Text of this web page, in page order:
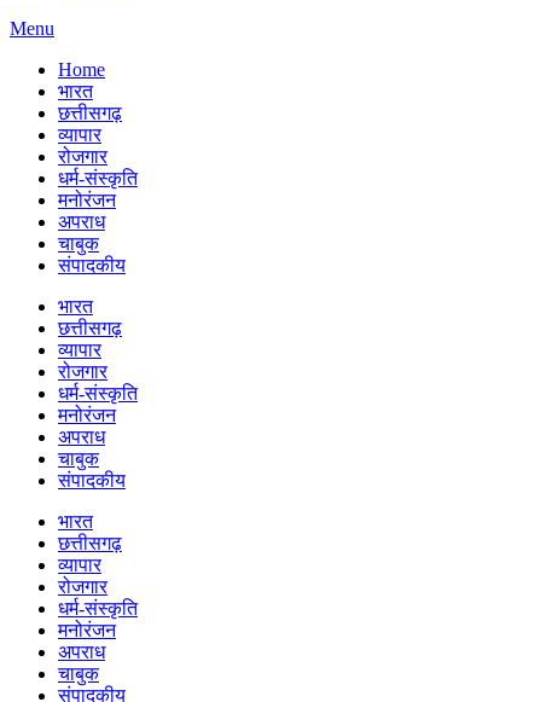
Menu
Home
भारत
छत्तीसगढ़
व्यापार
रोजगार
धर्म-संस्कृति
मनोरंजन
अपराध
चाबुक
संपादकीय
भारत
छत्तीसगढ़
व्यापार
रोजगार
धर्म-संस्कृति
मनोरंजन
अपराध
चाबुक
संपादकीय
भारत
छत्तीसगढ़
व्यापार
रोजगार
धर्म-संस्कृति
मनोरंजन
अपराध
चाबुक
संपादकीय